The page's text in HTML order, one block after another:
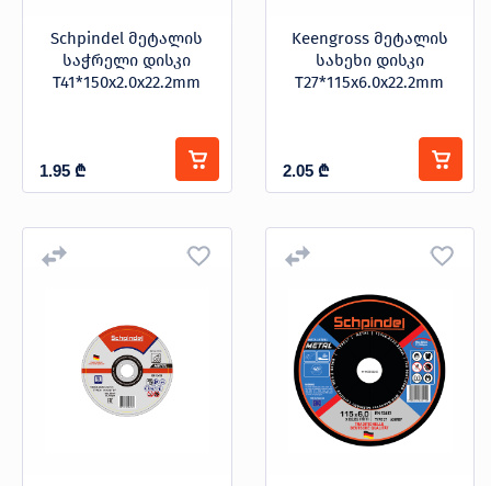
Schpindel მეტალის
საჭრელი დისკი
T41*150x2.0x22.2mm
1.95 ₾
Keengross მეტალის
სახეხი დისკი
T27*115x6.0x22.2mm
2.05 ₾